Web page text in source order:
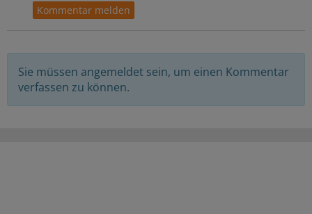
Sie müssen angemeldet sein, um einen Kommentar
verfassen zu können.